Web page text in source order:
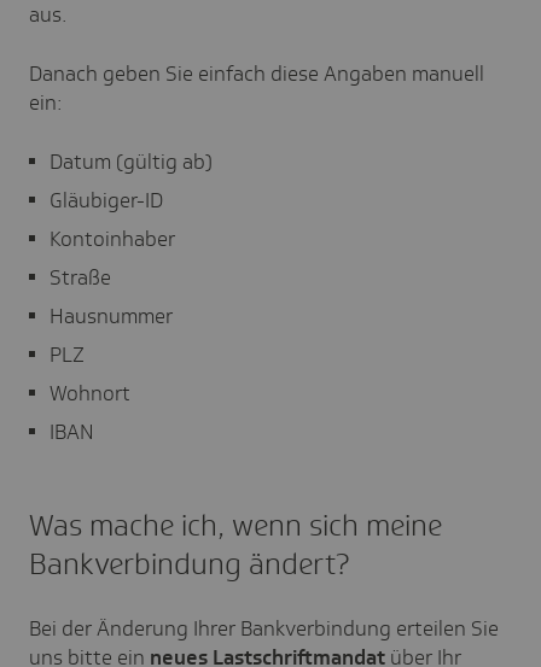
aus.
Danach geben Sie einfach diese Angaben manuell
ein:
Datum (gültig ab)
Gläubiger-ID
Kontoinhaber
Straße
Hausnummer
PLZ
Wohnort
IBAN
Was mache ich, wenn sich meine
Bankverbindung ändert?
Bei der Änderung Ihrer Bankverbindung erteilen Sie
uns bitte ein neues Lastschriftmandat über Ihr